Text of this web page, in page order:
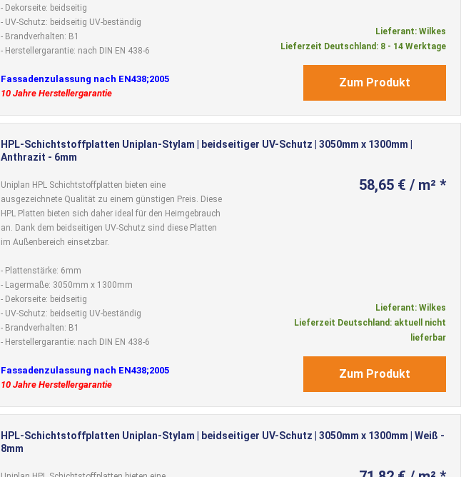
- Dekorseite: beidseitig
- UV-Schutz: beidseitig UV-beständig
- Brandverhalten: B1
- Herstellergarantie: nach DIN EN 438-6
Fassadenzulassung nach EN438;2005
10 Jahre Herstellergarantie
Lieferant: Wilkes
Lieferzeit Deutschland: 8 - 14 Werktage
Zum Produkt
HPL-Schichtstoffplatten Uniplan-Stylam | beidseitiger UV-Schutz | 3050mm x 1300mm |
Anthrazit - 6mm
Uniplan HPL Schichtstoffplatten bieten eine
ausgezeichnete Qualität zu einem günstigen Preis. Diese
HPL Platten bieten sich daher ideal für den Heimgebrauch
an. Dank dem beidseitigen UV-Schutz sind diese Platten
im Außenbereich einsetzbar.
- Plattenstärke: 6mm
- Lagermaße: 3050mm x 1300mm
- Dekorseite: beidseitig
- UV-Schutz: beidseitig UV-beständig
- Brandverhalten: B1
- Herstellergarantie: nach DIN EN 438-6
Fassadenzulassung nach EN438;2005
10 Jahre Herstellergarantie
58,65 € / m² *
Lieferant: Wilkes
Lieferzeit Deutschland: aktuell nicht
lieferbar
Zum Produkt
HPL-Schichtstoffplatten Uniplan-Stylam | beidseitiger UV-Schutz | 3050mm x 1300mm | Weiß -
8mm